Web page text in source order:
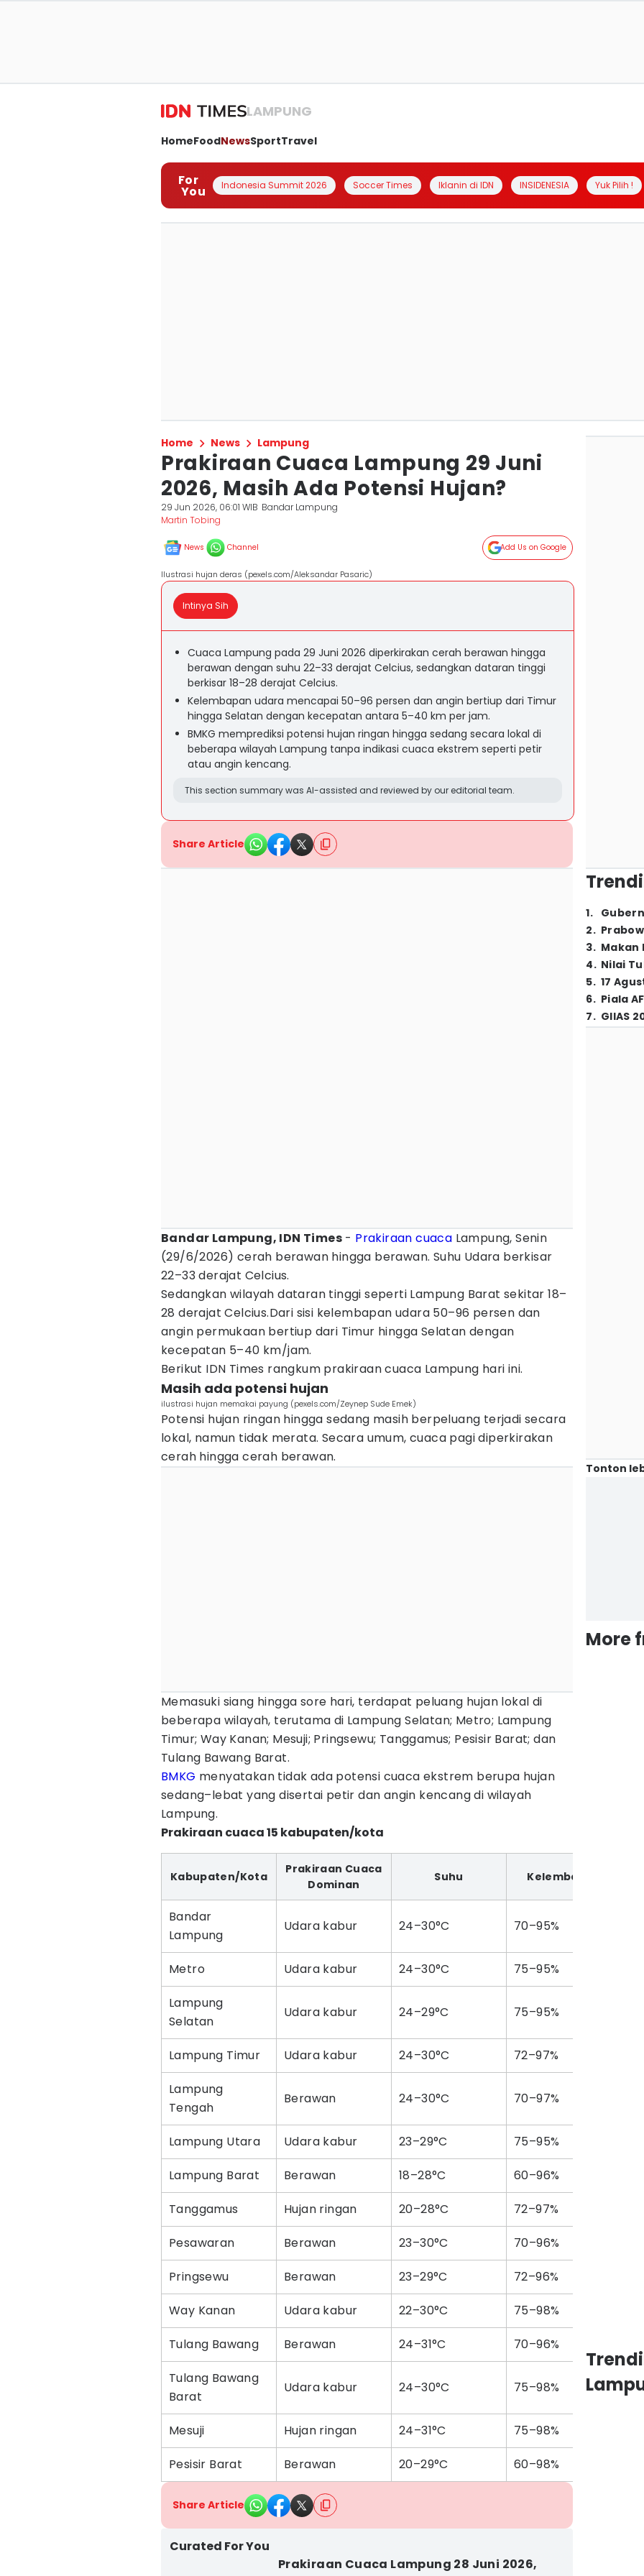
LAMPUNG
HomeFoodNewsSportTravel
For
You Indonesia Summit 2026 Soccer Times Iklanin di IDN INSIDENESIA Yuk Pilih !
Home News Lampung
Prakiraan Cuaca Lampung 29 Juni
2026, Masih Ada Potensi Hujan?
29 Jun 2026, 06:01 WIB Bandar Lampung
Martin Tobing
News Channel Add Us on Google
Ilustrasi hujan deras (pexels.com/Aleksandar Pasaric)
Intinya Sih
Cuaca Lampung pada 29 Juni 2026 diperkirakan cerah berawan hingga
berawan dengan suhu 22–33 derajat Celcius, sedangkan dataran tinggi
berkisar 18–28 derajat Celcius.
Kelembapan udara mencapai 50–96 persen dan angin bertiup dari Timur
hingga Selatan dengan kecepatan antara 5–40 km per jam.
BMKG memprediksi potensi hujan ringan hingga sedang secara lokal di
beberapa wilayah Lampung tanpa indikasi cuaca ekstrem seperti petir
atau angin kencang.
This section summary was AI-assisted and reviewed by our editorial team.
Share Article
Bandar Lampung, IDN Times - Prakiraan cuaca Lampung, Senin
(29/6/2026) cerah berawan hingga berawan. Suhu Udara berkisar
22–33 derajat Celcius.
Sedangkan wilayah dataran tinggi seperti Lampung Barat sekitar 18–
28 derajat Celcius.Dari sisi kelembapan udara 50–96 persen dan
angin permukaan bertiup dari Timur hingga Selatan dengan
kecepatan 5–40 km/jam.
Berikut IDN Times rangkum prakiraan cuaca Lampung hari ini.
Masih ada potensi hujan
ilustrasi hujan memakai payung (pexels.com/Zeynep Sude Emek)
Potensi hujan ringan hingga sedang masih berpeluang terjadi secara
lokal, namun tidak merata. Secara umum, cuaca pagi diperkirakan
cerah hingga cerah berawan.
Memasuki siang hingga sore hari, terdapat peluang hujan lokal di
beberapa wilayah, terutama di Lampung Selatan; Metro; Lampung
Timur; Way Kanan; Mesuji; Pringsewu; Tanggamus; Pesisir Barat; dan
Tulang Bawang Barat.
BMKG menyatakan tidak ada potensi cuaca ekstrem berupa hujan
sedang–lebat yang disertai petir dan angin kencang di wilayah
Lampung.
Prakiraan cuaca 15 kabupaten/kota
Kabupaten/Kota
Prakiraan Cuaca
Dominan
Suhu Kelembapan
Bandar
Lampung
Udara kabur 24–30°C 70–95%
Metro Udara kabur 24–30°C 75–95%
Lampung
Selatan
Udara kabur 24–29°C 75–95%
Lampung Timur Udara kabur 24–30°C 72–97%
Lampung
Tengah
Berawan 24–30°C 70–97%
Lampung Utara Udara kabur 23–29°C 75–95%
Lampung Barat Berawan 18–28°C 60–96%
Tanggamus Hujan ringan 20–28°C 72–97%
Pesawaran Berawan 23–30°C 70–96%
Pringsewu Berawan 23–29°C 72–96%
Way Kanan Udara kabur 22–30°C 75–98%
Tulang Bawang Berawan 24–31°C 70–96%
Tulang Bawang
Barat
Udara kabur 24–30°C 75–98%
Mesuji Hujan ringan 24–31°C 75–98%
Pesisir Barat Berawan 20–29°C 60–98%
Share Article
Curated For You
Prakiraan Cuaca Lampung 28 Juni 2026,
1.
2.
3. Makan
4. Nilai
5. 17
6. Piala
7. GIIAS
Tonton
More